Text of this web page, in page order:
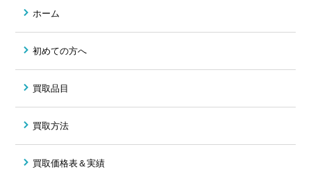
ホーム
初めての方へ
買取品目
買取方法
買取価格表＆実績